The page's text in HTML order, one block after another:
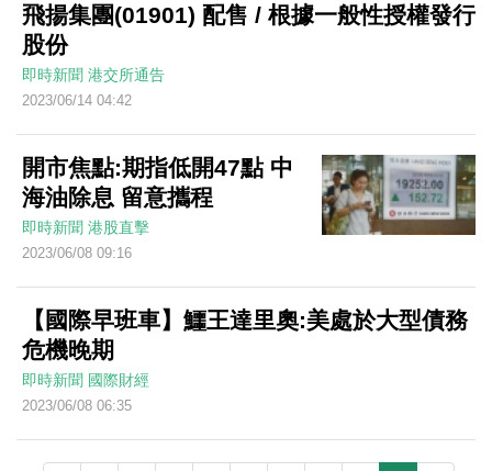
飛揚集團(01901) 配售 / 根據一般性授權發行
股份
即時新聞 港交所通告
2023/06/14 04:42
開市焦點:期指低開47點 中
海油除息 留意攜程
即時新聞 港股直擊
2023/06/08 09:16
【國際早班車】鱷王達里奧:美處於大型債務
危機晚期
即時新聞 國際財經
2023/06/08 06:35